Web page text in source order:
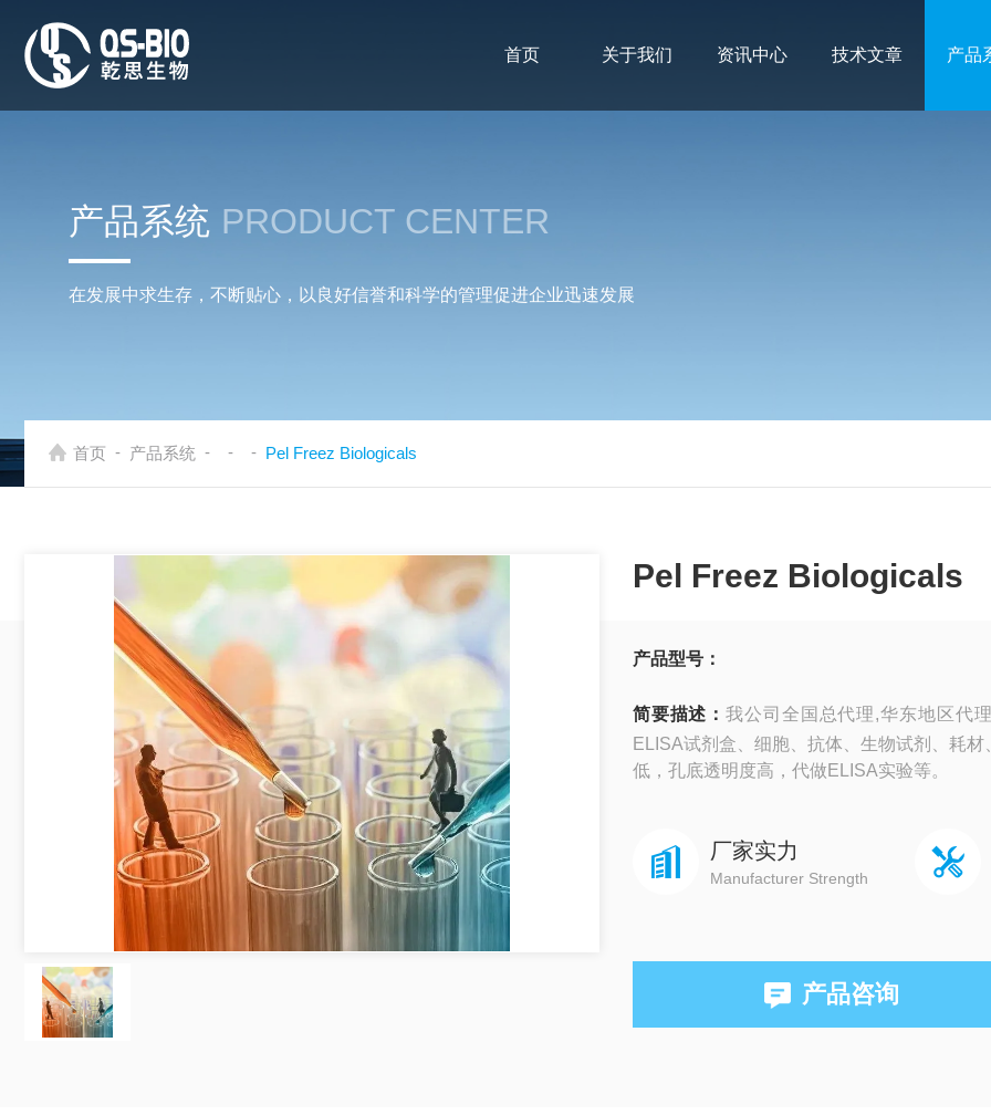
首页 关于我们 资讯中心 技术文章 产品
产品系统 PRODUCT CENTER
在发展中求生存，不断贴心，以良好信誉和科学的管理促进企业迅速发展
首页 - 产品系统 - - - Pel Freez Biologicals
Pel Freez Biologicals
产品型号：
简要描述： 我公司全国总代理,华东地区代
ELISA试剂盒、细胞、抗体、生物试剂、耗
低，孔底透明度高，代做ELISA实验等。
厂家实力
Manufacturer Strength
产品咨询